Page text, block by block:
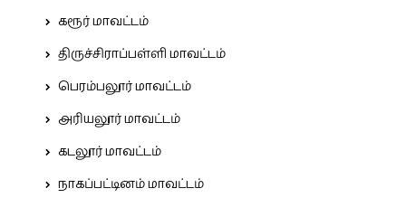
கரூர் மாவட்டம்
திருச்சிராப்பள்ளி மாவட்டம்
பெரம்பலூர் மாவட்டம்
அரியலூர் மாவட்டம்
கடலூர் மாவட்டம்
நாகப்பட்டினம் மாவட்டம்